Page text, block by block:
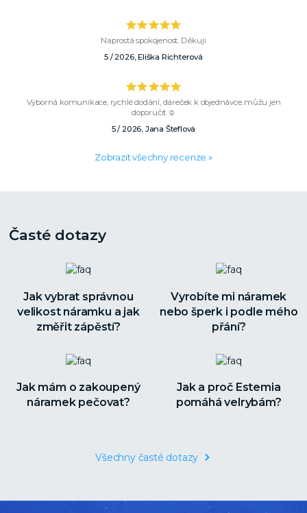
Naprostá spokojenost. Děkuji
5 / 2026, Eliška Richterová
Výborná komunikace, rychlé dodání, dáreček k objednávce..můžu jen
doporučit ☺️
5 / 2026, Jana Šteflová
Zobrazit všechny recenze »
Časté dotazy
Jak vybrat správnou
velikost náramku a jak
změřit zápěstí?
Vyrobíte mi náramek
nebo šperk i podle mého
přání?
Jak mám o zakoupený
náramek pečovat?
Jak a proč Estemia
pomáhá velrybám?
Všechny časté dotazy